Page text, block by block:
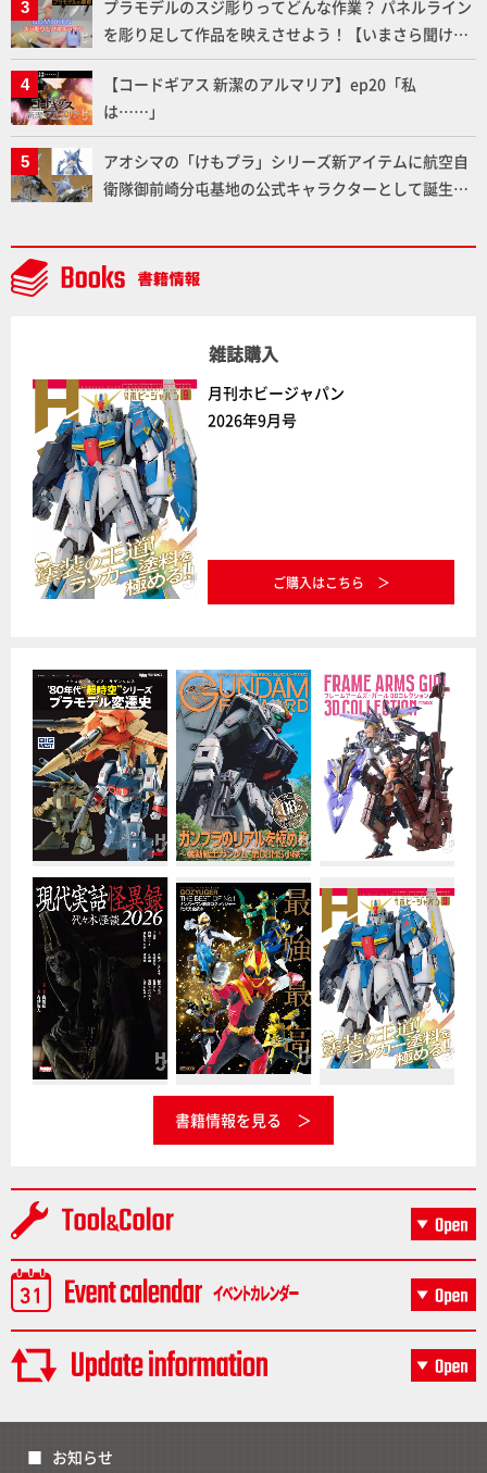
プラモデルのスジ彫りってどんな作業？ パネルライン
を彫り足して作品を映えさせよう！【いまさら聞けな
いプラモデルの基礎：スジ彫りとパネルライン】
【コードギアス 新潔のアルマリア】ep20「私
は……」
アオシマの「けもプラ」シリーズ新アイテムに航空自
衛隊御前崎分屯基地の公式キャラクターとして誕生し
通常版の2ラインで発売！
雑誌購入
月刊ホビージャパン
2026年9月号
ご購入はこちら
書籍情報を見る
お知らせ